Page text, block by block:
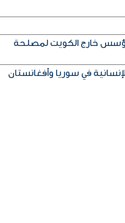
خارج الكويت لمصلحة